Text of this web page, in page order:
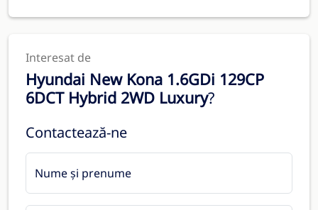
Interesat de
Hyundai New Kona 1.6GDi 129CP
6DCT Hybrid 2WD Luxury?
Contactează-ne
Nume și prenume